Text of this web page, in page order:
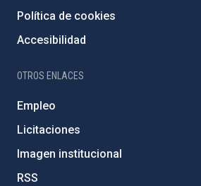
Política de cookies
Accesibilidad
OTROS ENLACES
Empleo
Licitaciones
Imagen institucional
RSS